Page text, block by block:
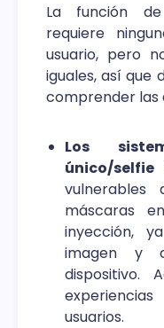
La función
requiere
usuario, pero
iguales, así que
comprender las
Los
único/selfie
máscaras
inyección,
imagen y
dispositivo.
usuarios.